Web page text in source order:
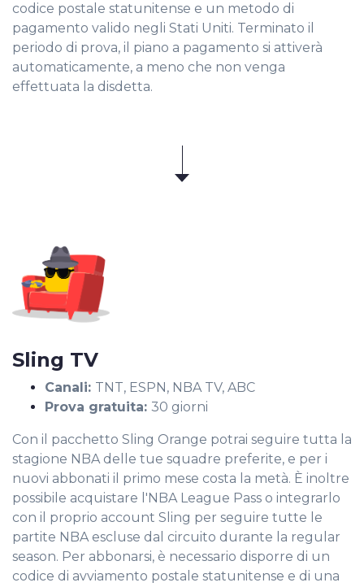
codice postale statunitense e un metodo di
pagamento valido negli Stati Uniti. Terminato il
periodo di prova, il piano a pagamento si attiverà
automaticamente, a meno che non venga
effettuata la disdetta.
Sling TV
Canali: TNT, ESPN, NBA TV, ABC
Prova gratuita: 30 giorni
Con il pacchetto Sling Orange potrai seguire tutta la
stagione NBA delle tue squadre preferite, e per i
nuovi abbonati il primo mese costa la metà. È inoltre
possibile acquistare l'NBA League Pass o integrarlo
con il proprio account Sling per seguire tutte le
partite NBA escluse dal circuito durante la regular
season. Per abbonarsi, è necessario disporre di un
codice di avviamento postale statunitense e di una